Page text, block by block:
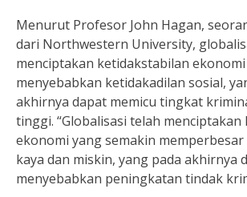
Menurut Profesor John Hagan,
dari Northwestern University,
menciptakan ketidakstabilan
menyebabkan ketidakadilan sosial,
akhirnya dapat memicu tingkat
tinggi. “Globalisasi telah menciptakan
ekonomi yang semakin
kaya dan miskin, yang pada akhirnya
menyebabkan peningkatan tindak